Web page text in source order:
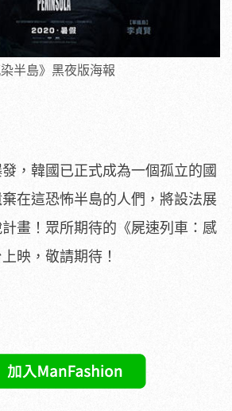
半島》黑夜版海報
，韓國已正式成為一個孤立的國
在這恐怖半島的人們，將設法展
畫！眾所期待的《屍速列車： 感
映，敬請期待！